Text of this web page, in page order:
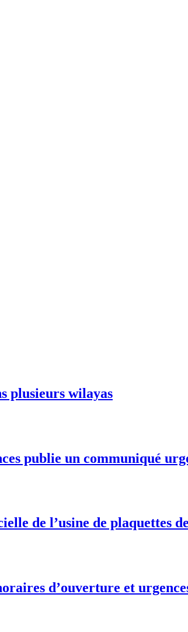
plusieurs wilayas
publie un communiqué
de l’usine de plaquettes
d’ouverture et